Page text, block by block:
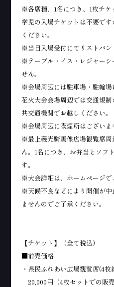
※各席種、1名につき、1枚チ
学児の入場チケットは不要で
ください。
※当日入場受付にてリストバン
※テーブル・イス・レジャーシ
せん。
※会場周辺には駐車場・駐輪場
花火大会会場周辺では交通規
共交通機関でお越しください。
※会場周辺に喫煙所はございま
※最上義光騎馬像広場観覧席周
ん。1名につき、お弁当とソフ
す。
※大会詳細は、ホームページで
※天候不良などにより開催が中
ませんのでご了承ください。
【チケット】（全て税込）
■前売価格
・県民ふれあい広場観覧席(4枚
20,000円（4枚セットでの販